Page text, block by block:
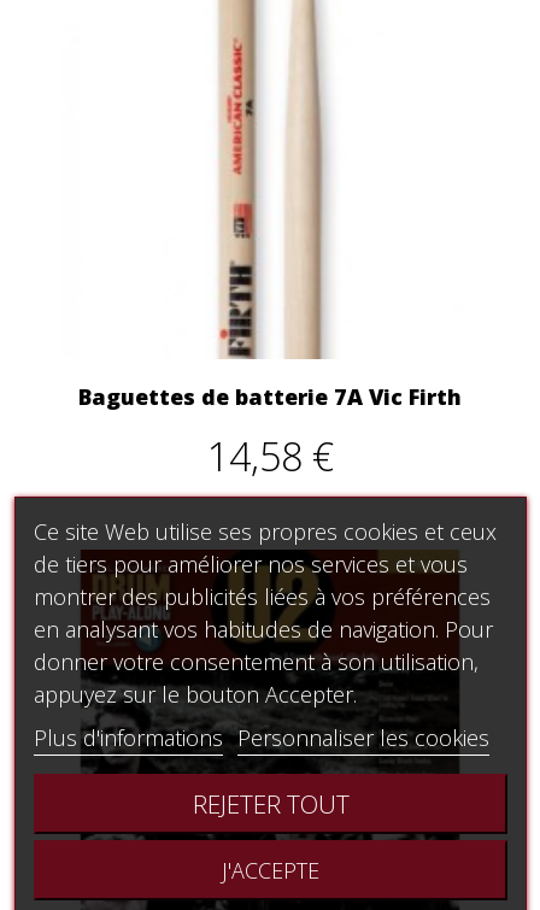
Baguettes de batterie 7A Vic Firth
14,58 €
Ce site Web utilise ses propres cookies et ceux
de tiers pour améliorer nos services et vous
montrer des publicités liées à vos préférences
en analysant vos habitudes de navigation. Pour
donner votre consentement à son utilisation,
appuyez sur le bouton Accepter.
Plus d'informations Personnaliser les cookies
REJETER TOUT
J'ACCEPTE